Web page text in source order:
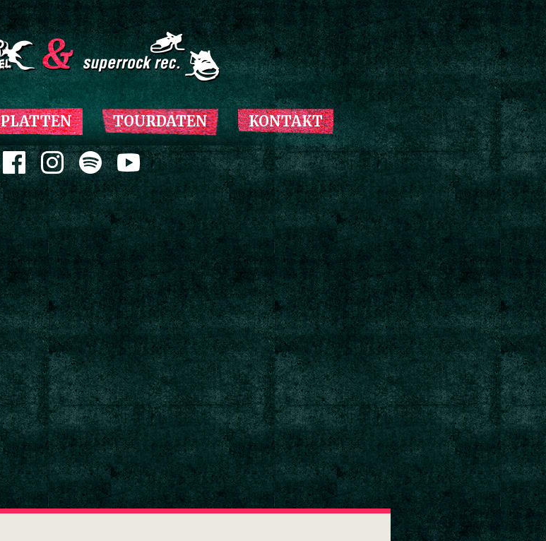
Zum Inhalt springen
PLATTEN TOURDATEN KONTAKT
Zum Inhalt springen